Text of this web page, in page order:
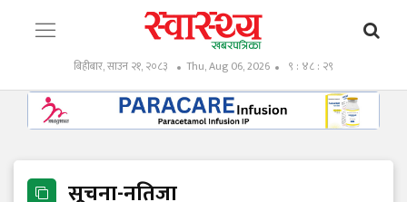
बिहीबार, साउन २१, २०८३ Thu, Aug 06, 2026 ९ : ४८ : ३१
सूचना-नतिजा